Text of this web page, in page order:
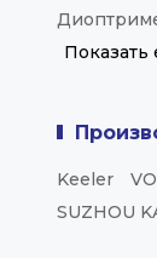
Показать
Keeler
SUZHOU